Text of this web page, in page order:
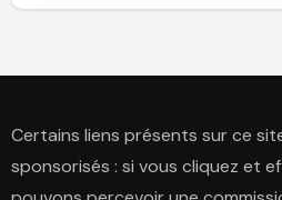
Certains liens présents sur ce
sponsorisés : si vous cliquez et